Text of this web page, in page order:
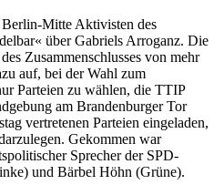
Mitte Aktivisten des
über Gabriels Arroganz. Die
Zusammenschlusses von mehr
auf, bei der Wahl zum
Parteien zu wählen, die TTIP
am Brandenburger Tor
vertretenen Parteien eingeladen,
Gekommen war
Sprecher der SPD-
und Bärbel Höhn (Grüne).